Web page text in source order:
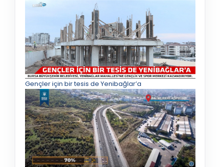
Gençler için bir tesis de Yenibağlar’a